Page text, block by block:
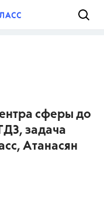
сферы до
задача
Атанасян